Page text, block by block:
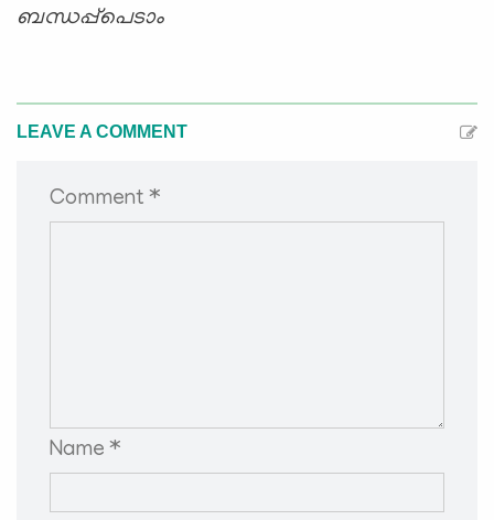
ബന്ധപ്പ്പെടാം
LEAVE A COMMENT
Comment *
Name *